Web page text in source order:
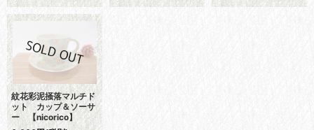
紋花彩泥掻落マルチド
ット カップ＆ソーサ
ー 【nicorico】